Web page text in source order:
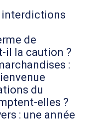
interdictions
de
il la caution ?
:
du
elles ?
: une année